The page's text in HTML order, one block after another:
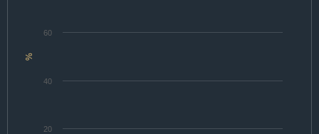
%
20
40
60